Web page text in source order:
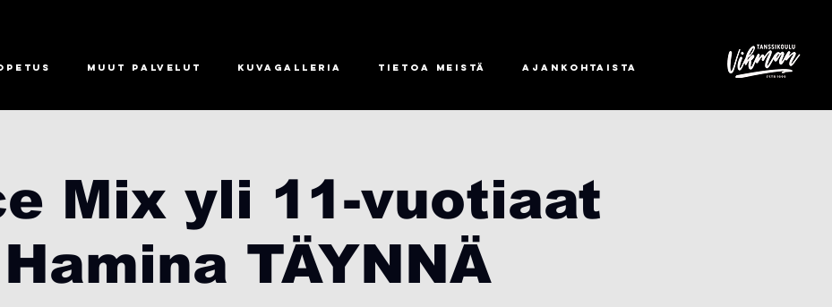
Muut palvelut Kuvagalleria Tietoa meistä Ajankohtaista
Mix yli 11-vuotiaat
TÄYNNÄ